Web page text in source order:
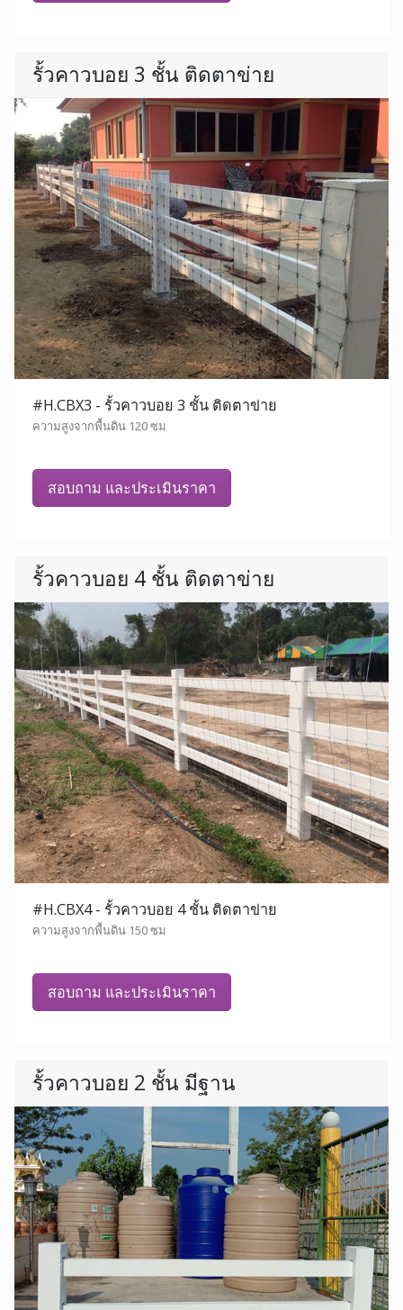
รั้วคาวบอย 3 ชั้น ติดตาข่าย
#H.CBX3 - รั้วคาวบอย 3 ชั้น ติดตาข่าย
ความสูงจากพื้นดิน 120 ซม
สอบถาม และประเมินราคา
รั้วคาวบอย 4 ชั้น ติดตาข่าย
#H.CBX4 - รั้วคาวบอย 4 ชั้น ติดตาข่าย
ความสูงจากพื้นดิน 150 ซม
สอบถาม และประเมินราคา
รั้วคาวบอย 2 ชั้น มีฐาน